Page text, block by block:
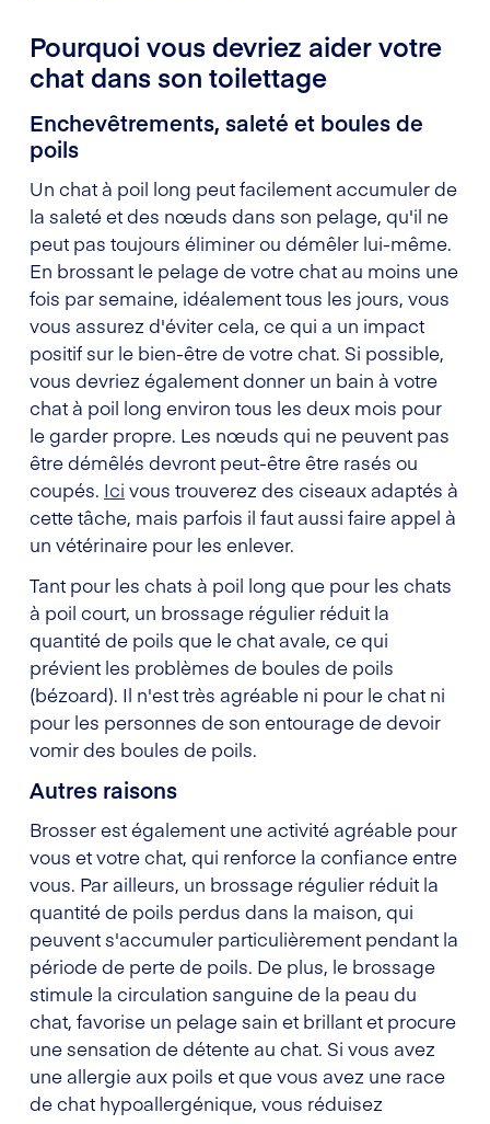
Pourquoi vous devriez aider votre
chat dans son toilettage
Enchevêtrements, saleté et boules de
poils
Un chat à poil long peut facilement accumuler de
la saleté et des nœuds dans son pelage, qu'il ne
peut pas toujours éliminer ou démêler lui-même.
En brossant le pelage de votre chat au moins une
fois par semaine, idéalement tous les jours, vous
vous assurez d'éviter cela, ce qui a un impact
positif sur le bien-être de votre chat. Si possible,
vous devriez également donner un bain à votre
chat à poil long environ tous les deux mois pour
le garder propre. Les nœuds qui ne peuvent pas
être démêlés devront peut-être être rasés ou
coupés. Ici vous trouverez des ciseaux adaptés à
cette tâche, mais parfois il faut aussi faire appel à
un vétérinaire pour les enlever.
Tant pour les chats à poil long que pour les chats
à poil court, un brossage régulier réduit la
quantité de poils que le chat avale, ce qui
prévient les problèmes de boules de poils
(bézoard). Il n'est très agréable ni pour le chat ni
pour les personnes de son entourage de devoir
vomir des boules de poils.
Autres raisons
Brosser est également une activité agréable pour
vous et votre chat, qui renforce la confiance entre
vous. Par ailleurs, un brossage régulier réduit la
quantité de poils perdus dans la maison, qui
peuvent s'accumuler particulièrement pendant la
période de perte de poils. De plus, le brossage
stimule la circulation sanguine de la peau du
chat, favorise un pelage sain et brillant et procure
une sensation de détente au chat. Si vous avez
une allergie aux poils et que vous avez une race
de chat hypoallergénique, vous réduisez